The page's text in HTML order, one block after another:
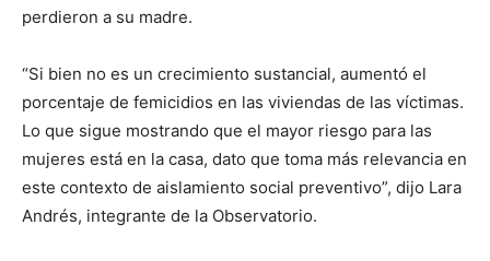
perdieron a su madre.
“Si bien no es un crecimiento sustancial, aumentó el
porcentaje de femicidios en las viviendas de las víctimas.
Lo que sigue mostrando que el mayor riesgo para las
mujeres está en la casa, dato que toma más relevancia en
este contexto de aislamiento social preventivo”, dijo Lara
Andrés, integrante de la Observatorio.